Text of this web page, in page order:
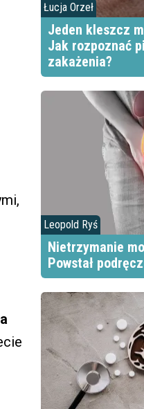
Łucja Orzeł
Jeden kleszcz
Jak rozpoznać
zakażenia?
Leopold Ryś
Nietrzymanie
Powstał